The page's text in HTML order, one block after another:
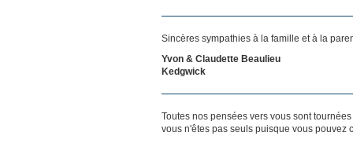
Sincères sympathies à la famille et à la
Yvon & Claudette Beaulieu
Kedgwick
Toutes nos pensées vers vous sont
vous n'êtes pas seuls puisque vous pouvez